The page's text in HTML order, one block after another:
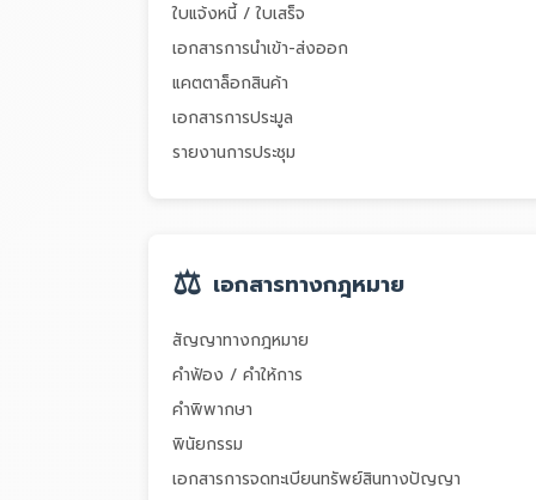
ใบแจ้งหนี้ / ใบเสร็จ
เอกสารการนำเข้า-ส่งออก
แคตตาล็อกสินค้า
เอกสารการประมูล
รายงานการประชุม
⚖️ เอกสารทางกฎหมาย
สัญญาทางกฎหมาย
คำฟ้อง / คำให้การ
คำพิพากษา
พินัยกรรม
เอกสารการจดทะเบียนทรัพย์สินทางปัญญา